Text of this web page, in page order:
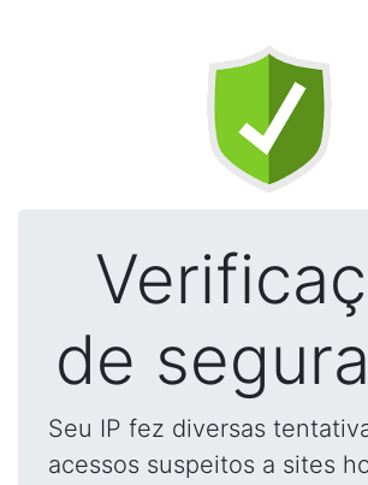
de
Seu IP fez diversas
acessos suspeitos a sites